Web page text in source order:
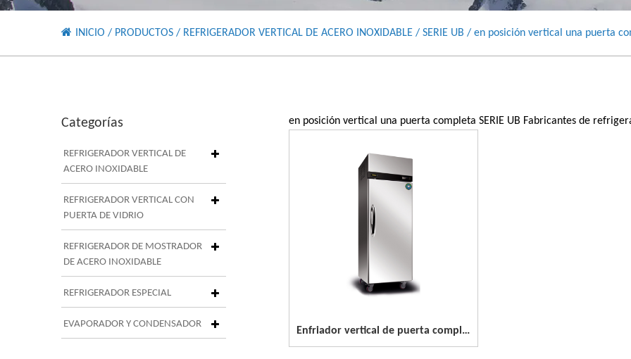
INICIO / PRODUCTOS / REFRIGERADOR VERTICAL DE ACERO INOXIDABLE / SERIE UB / en posición vertical una puerta
Categorías
REFRIGERADOR VERTICAL DE
ACERO INOXIDABLE
REFRIGERADOR VERTICAL CON
PUERTA DE VIDRIO
REFRIGERADOR DE MOSTRADOR
DE ACERO INOXIDABLE
REFRIGERADOR ESPECIAL
EVAPORADOR Y CONDENSADOR
en posición vertical una puerta completa SERIE UB Fabricantes de
Enfriador vertical de puerta completa de acero inoxidable de 1 puerta